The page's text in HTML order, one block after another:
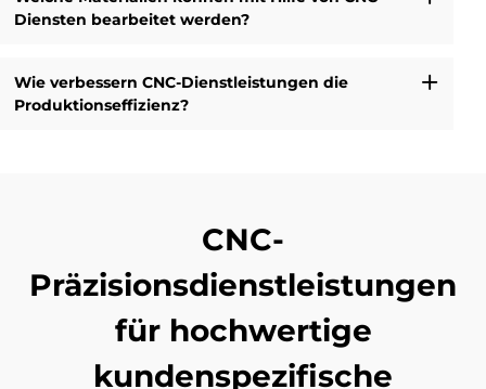
Diensten bearbeitet werden?
Wie verbessern CNC-Dienstleistungen die
Produktionseffizienz?
CNC-
Präzisionsdienstleistungen
für hochwertige
kundenspezifische